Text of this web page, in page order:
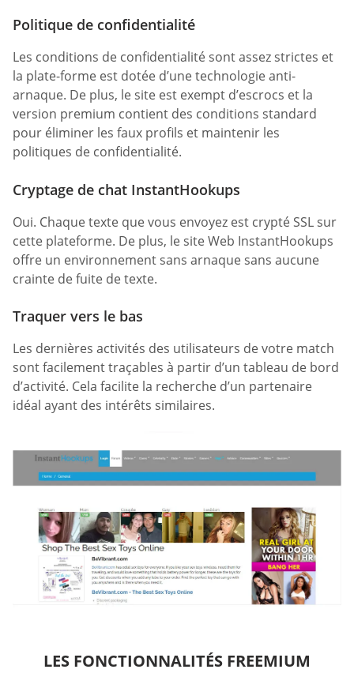
Politique de confidentialité
Les conditions de confidentialité sont assez strictes et
la plate-forme est dotée d’une technologie anti-
arnaque. De plus, le site est exempt d’escrocs et la
version premium contient des conditions standard
pour éliminer les faux profils et maintenir les
politiques de confidentialité.
Cryptage de chat InstantHookups
Oui. Chaque texte que vous envoyez est crypté SSL sur
cette plateforme. De plus, le site Web InstantHookups
offre un environnement sans arnaque sans aucune
crainte de fuite de texte.
Traquer vers le bas
Les dernières activités des utilisateurs de votre match
sont facilement traçables à partir d’un tableau de bord
d’activité. Cela facilite la recherche d’un partenaire
idéal ayant des intérêts similaires.
LES FONCTIONNALITÉS FREEMIUM